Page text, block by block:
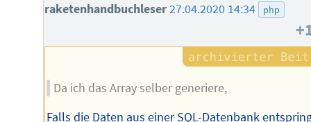
raketenhandbuchleser27.04.2020 14:34 php
Da ich das Array selber generiere,
Falls die Daten aus einer SQL-Datenbank